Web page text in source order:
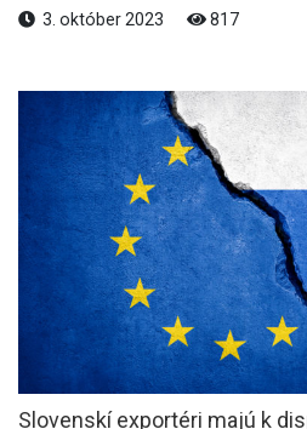
3. október 2023 817
Slovenskí exportéri majú k